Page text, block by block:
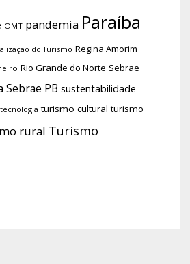
OMT pandemia Paraíba
do Turismo Regina Amorim
Rio Grande do Norte Sebrae
Sebrae PB sustentabilidade
tecnologia turismo cultural turismo
rural Turismo